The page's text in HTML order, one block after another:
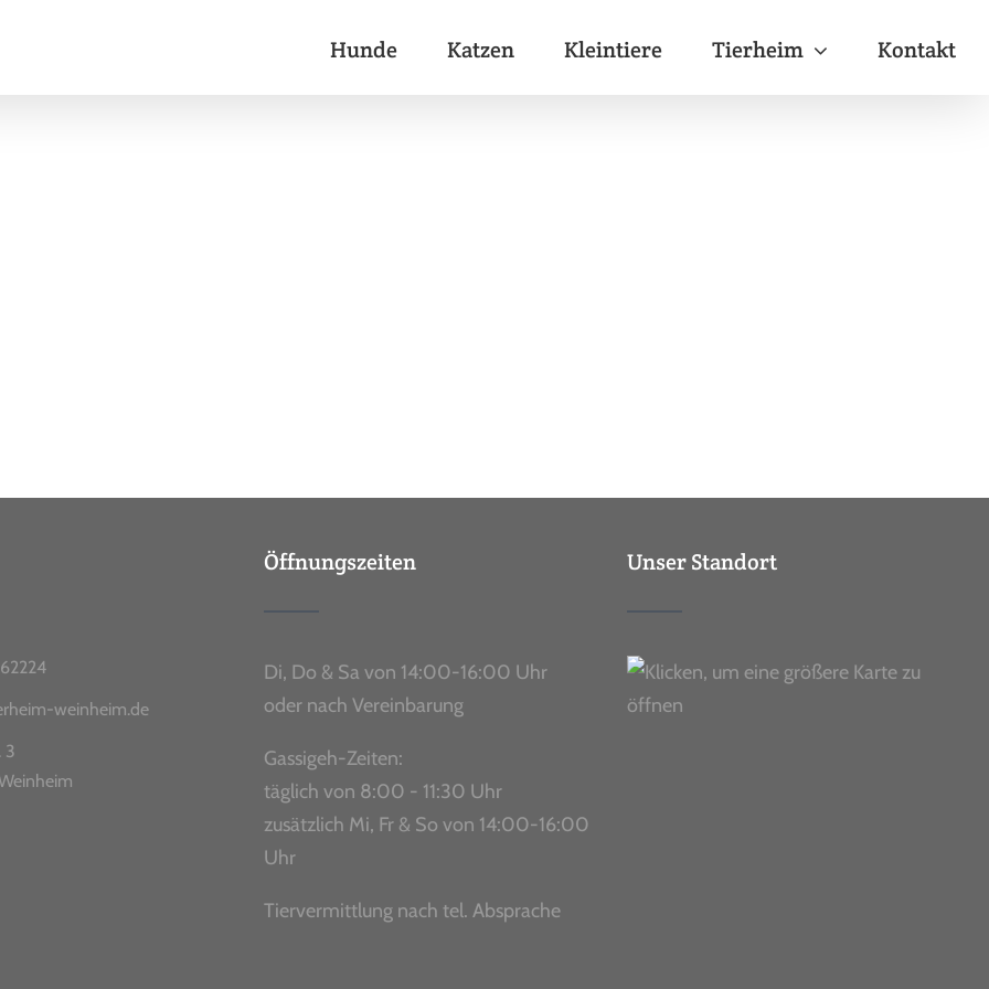
Hunde Katzen Kleintiere Tierheim Kontakt
weinheim.de
3
Öffnungszeiten
Di, Do & Sa von 14:00-16:00 Uhr
oder nach Vereinbarung
Gassigeh-Zeiten:
täglich von 8:00 - 11:30 Uhr
zusätzlich Mi, Fr & So von 14:00-16:00
Uhr
Tiervermittlung nach tel. Absprache
Unser Standort